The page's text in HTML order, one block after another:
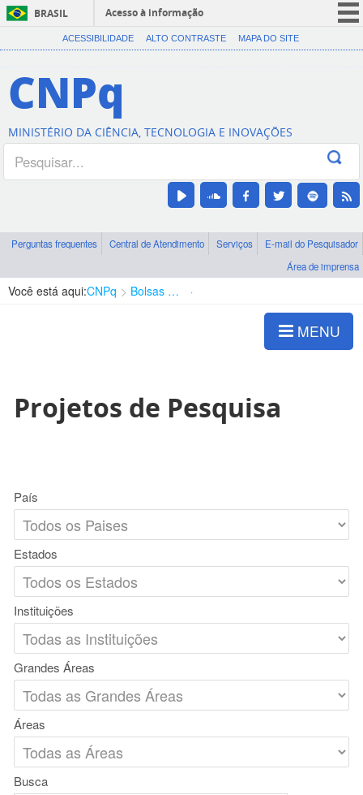
BRASIL
Acesso à informação
CORONAVÍRUS (COVID-19)
Canais
ACESSIBILIDADE ALTO CONTRASTE MAPA DO SITE
CNPq
MINISTÉRIO DA CIÊNCIA, TECNOLOGIA E INOVAÇÕES
Perguntas frequentes Central de Atendimento Serviços
E-mail do Pesquisador
Área de imprensa
Você está aqui:CNPq Bolsas e Auxílios Vigentes
MENU
Projetos de Pesquisa
País
Estados
Instituições
Grandes Áreas
Áreas
Busca